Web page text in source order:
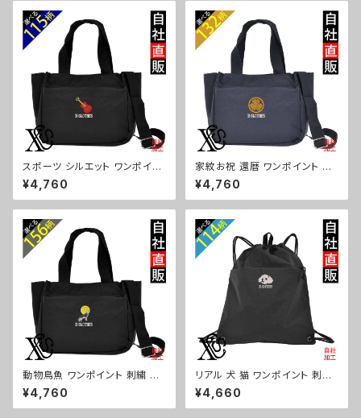
ザー パグ ビションフリーゼ ori-
a-bg181-b10-s
鳥獣戯画 富士山 パチンコ ori-
a-bg181-b09-s
スポーツ シルエット ワンポイン
ト 刺繍トート ショルダーバッグ
カジュアル 軽量 レディース メン
ズ 雑貨 グッズ 自社ブランド 柄
バスケ テニス 和太鼓 大相撲 or
i-a-bg181-b08-s
¥4,760
家紋お祝 還暦 ワンポイント 刺
繍トート ショルダーバッグ カジ
ュアル 軽量 レディース メンズ
雑貨 グッズ 自社ブランド 柄 丸
木瓜 蔦 桐 ロゴ スカル ori-a-b
g181-b07-s
¥4,760
動物鳥魚 ワンポイント 刺繍 ト
ート ショルダーバッグ カジュア
ル 軽量 レディース メンズ 雑貨
グッズ 自社ブランド 柄 馬 豚 魚
¥4,760
リアル 犬 猫 ワンポイント 刺繍
撥水 ナイロン ナップサック メン
ズ 大容量 ジム サブバッグ レデ
ィース 雑貨 グッズ 自社ブランド
¥4,660